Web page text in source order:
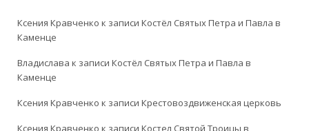
Ксения Кравченко к записи Костёл Святых Петра и Павла в
Каменце
Владислава к записи Костёл Святых Петра и Павла в
Каменце
Ксения Кравченко к записи Крестовоздвиженская церковь
Ксения Кравченко к записи Костел Святой Троицы в